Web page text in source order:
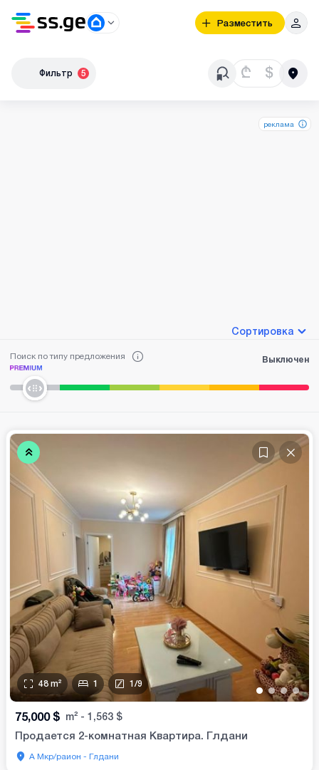
Разместить
Фильтр 5 ₾ $
реклама
Сортировка
Поиск по типу предложения Выключен
••••
48 m² 1 1 /9
75,000 $ m² - 1,563 $
Продается 2-комнатная Квартира. Глдани
А Мкр/раион - Глдани